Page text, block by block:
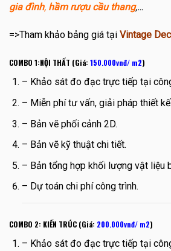
gia đình, hầm rượu cầu thang,…
=>Tham khảo bảng giá tại Vintage
COMBO 1:NỘI THẤT (Giá: 150.000vnđ/ m2)
– Khảo sát đo đạc trực tiếp tại
– Miễn phí tư vấn, giải pháp thiết kế.
– Bản vẽ phối cảnh 2D.
– Bản vẽ kỹ thuật chi tiết.
– Bản tổng hợp khối lượng vật liệu
– Dự toán chi phí công trình.
COMBO 2: KIẾN TRÚC (Giá: 200.000vnđ/ m2)
– Khảo sát đo đạc trực tiếp tại